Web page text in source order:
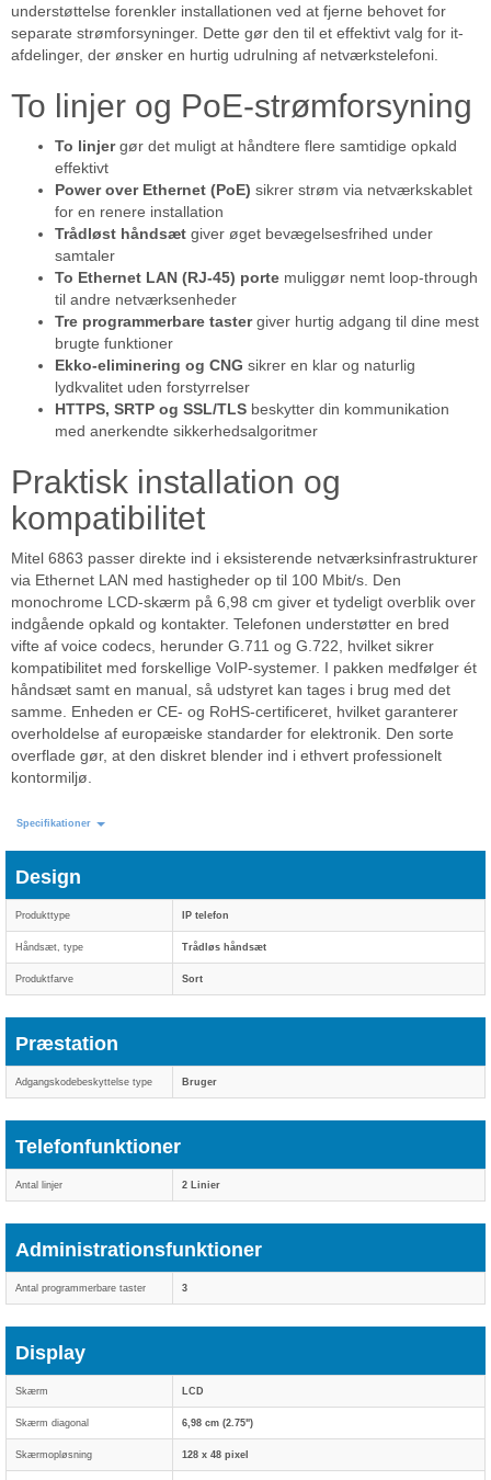
understøttelse forenkler installationen ved at fjerne behovet for
separate strømforsyninger. Dette gør den til et effektivt valg for it-
afdelinger, der ønsker en hurtig udrulning af netværkstelefoni.
To linjer og PoE-strømforsyning
To linjergør det muligt at håndtere flere samtidige opkald
effektivt
Power over Ethernet (PoE) sikrer strøm via netværkskablet
for en renere installation
Trådløst håndsæt giver øget bevægelsesfrihed under
samtaler
To Ethernet LAN (RJ-45) porte muliggør nemt loop-through
til andre netværksenheder
Tre programmerbare tastergiver hurtig adgang til dine mest
brugte funktioner
Ekko-eliminering og CNG sikrer en klar og naturlig
lydkvalitet uden forstyrrelser
HTTPS, SRTP og SSL/TLS beskytter din kommunikation
med anerkendte sikkerhedsalgoritmer
Praktisk installation og
kompatibilitet
Mitel 6863 passer direkte ind i eksisterende netværksinfrastrukturer
via Ethernet LAN med hastigheder op til 100 Mbit/s. Den
monochrome LCD-skærm på 6,98 cm giver et tydeligt overblik over
indgående opkald og kontakter. Telefonen understøtter en bred
vifte af voice codecs, herunder G.711 og G.722, hvilket sikrer
kompatibilitet med forskellige VoIP-systemer. I pakken medfølger ét
håndsæt samt en manual, så udstyret kan tages i brug med det
samme. Enheden er CE- og RoHS-certificeret, hvilket garanterer
overholdelse af europæiske standarder for elektronik. Den sorte
overflade gør, at den diskret blender ind i ethvert professionelt
kontormiljø.
Specifikationer
Design
Produkttype IP telefon
Håndsæt, type Trådløs håndsæt
Produktfarve Sort
Præstation
Adgangskodebeskyttelse type Bruger
Telefonfunktioner
Antal linjer 2 Linier
Administrationsfunktioner
Antal programmerbare taster 3
Display
Skærm LCD
Skærm diagonal 6,98 cm (2.75")
Skærmopløsning 128 x 48 pixel